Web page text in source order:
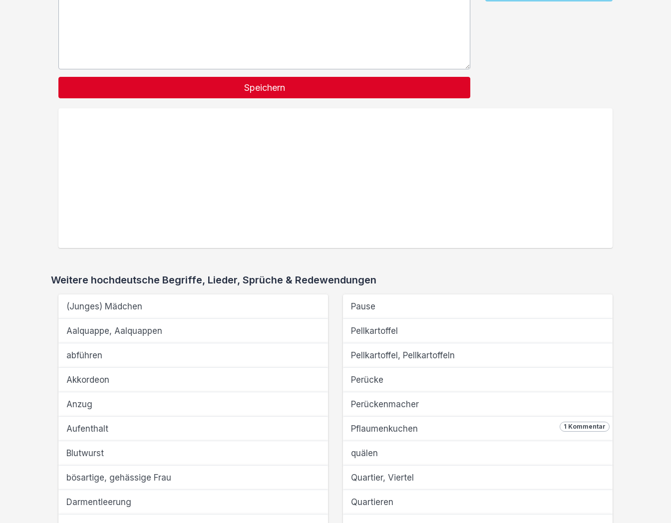
Speichern
Weitere hochdeutsche Begriffe, Lieder, Sprüche & Redewendungen
(Junges) Mädchen
Aalquappe, Aalquappen
abführen
Akkordeon
Anzug
Aufenthalt
Blutwurst
bösartige, gehässige Frau
Darmentleerung
Pause
Pellkartoffel
Pellkartoffel, Pellkartoffeln
Perücke
Perückenmacher
1 Kommentar
Pflaumenkuchen
quälen
Quartier, Viertel
Quartieren